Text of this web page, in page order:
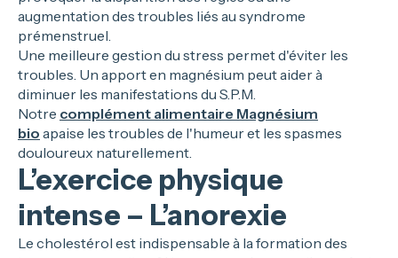
augmentation des troubles liés au syndrome
prémenstruel.
Une meilleure gestion du stress permet d'éviter les
troubles. Un apport en magnésium peut aider à
diminuer les manifestations du S.P.M.
Notre complément alimentaire Magnésium
bio apaise les troubles de l'humeur et les spasmes
douloureux naturellement.
L’exercice physique
intense – L’anorexie
Le cholestérol est indispensable à la formation des